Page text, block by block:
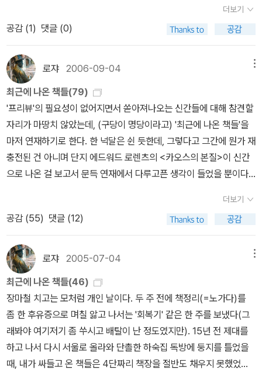
키는데서 생기는 것이 아니다. 역사적 사실에 대한 과학적 접근과 잘
못에 대한 냉철한 반성 및 단죄속에서 인간의 존엄과 자유, 평등, 평화
의 가치가 모든 사람에게 똑같이 적용되는 현재를 만들어가고 있다는
사회적 합의 속에서 생긴다고 생각한다.
은 데카르트가 이성만을 추구했다고 생각하지만, 데카르트의 회의는
신을 알아가는 방법으로서 고찰한 것이다. 진정한 진리에 도달하기
위해서는 먼저 그것이 참인지 거짓인지를 따져 물어야한다는 성찰이
다.성찰이 가지는 극단에서 경험주의가 발흥하였고, 또 다른 극단에
서 헤겔과 같은 대륙철학이라 불린 합리적 관년론이 시작되었다. 헤
겔은 더 나아가 마르크스와 엥겔스같은 사회주의자를 양성했으니 이
것 또한 뻔한 결과였다. 하여튼 데카르트의 회의주의철학은 근복적으
로 사고의 축을 사람 즉 자기 자신에게 옮기는 반란이었다.근대적 이
성은 신과 세상을 구분하는 이신론에서 시작했다. 학문은 신학의 하
녀라는 중세적 명제를 거부하고 하녀가 반란을 일으켜 황녀가 된 것
이다. 근대적 이성은 프랑스의 혁명에서 꽃을 피웠고, 이미 영국에서
시민계급과 청교도 혁명이란 이름으로 시도된바 있었다. 시민정신,
근대적 이성, 그리고 자유는 새로운 시대를 여는 키워드이다. 미국의
계화, 도시화, 세속화라는 별명들이 따라 붙는다. 통제 가능한 세상을
만들고, 인간의 이성이 절대적 힘을 발휘하는 시대가 근대이다. 야만
을 문명화시키는 것도 근대의 큰 과제였다. 그래서 영국이나 화란 등
은 수도 없이 많은 아프리카와 아시아의 식민지를 개척했다. 문명화
라는 대의 명분을 걸고... 흑인들은 야만인들로 인간이 아닌 원숭이와
인간의 중간쯤되는 그런 존재로 받아들였다. 근대는 그런의미에서 이
성의 야만성이 가장 많이 발휘된 시기이다.데카르트 그는 작게 시작
했지만 나비효과처럼 거대한 폭풍이 되어 세계를 정복해 나갔다. 이
더보기
공감 (1) 댓글 (0)
로쟈 2006-09-04
최근에 나온 책들(79)
'프리뷰'의 필요성이 없어지면서 쏟아져나오는 신간들에 대해 참견할
자리가 마땅치 않았는데, (구당이 명당이라고) '최근에 나온 책들'을
마저 연재하기로 한다. 한 넉달은 쉰 듯한데, 그렇다고 그간에 뭔가 재
충전된 건 아니며 단지 에드워드 로렌츠의 <카오스의 본질>이 신간
으로 나온 걸 보고서 문득 연재에서 다루고픈 생각이 들었을 뿐이다
할까? 제일 먼저, 에드워드 로렌츠의 <카오스의 본질>(파라북스,
2005)이 출간됐다. 이게 '드디어'인지는 잘 모르겠다. 한데, 카오스
이론, 혹은 복잡계이론에서 빼놓을 수 없는 이름인 '에드워드 로렌
츠'를 저자로 한 책이어서 무엇보다도 그냥 반갑다. 로렌츠란 성으로
더 잘 알려진 이름은 '콘라트'이지만, '나비효과'란 말을 들어본 적이
있는 독자라면 '에드워드'란 이름도 함께 기억해두는 것이 형평에 맞
겠다. 소개에도 나와 있지만, ''브라질에 있는 나비가 한번 날갯짓을
하면 텍사스에 토네이토가 분다' 이는 최근 들어 동명의 영화 등을 통
해 너무나 잘 알려진 '나비효과'의 유명한 명제이다. 하지만 이것이 상
대성 이론과 양자역학에 필적한다고 평가받는 카오스 이론의 장을 연
논문 제목이라는 사실을 아는 이는 드물다.' 물론 이러한 사실을 이 분
더보기
공감 (55) 댓글 (12)
로쟈 2005-07-04
최근에 나온 책들(46)
장마철 치고는 모처럼 개인 날이다. 두 주 전에 책정리(=노가다)를
좀 한 후유증으로 며칠 앓고 나서는 '회복기' 같은 한 주를 보냈다(그
래봐야 여기저기 좀 쑤시고 배탈이 난 정도였지만). 15년 전 제대를
하고 나서 다시 서울로 올라와 단촐한 하숙집 독방에 둥지를 틀었을
때, 내가 싸들고 온 책들은 4단짜리 책장을 절반도 채우지 못했었다.